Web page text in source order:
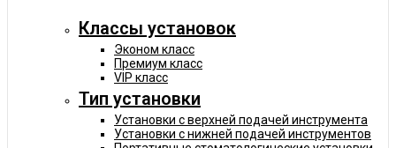
Классы установок
Эконом класс
Премиум класс
VIP класс
Тип установки
Установки с верхней подачей инструмента
Установки с нижней подачей инструментов